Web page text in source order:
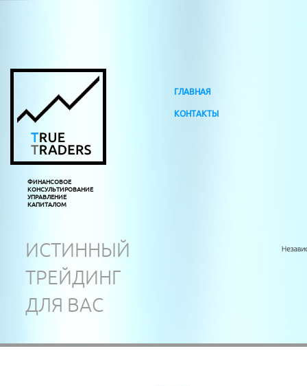
ФИНАНСОВОЕ
КОНСУЛЬТИРОВАНИЕ
УПРАВЛЕНИЕ
КАПИТАЛОМ
ИСТИННЫЙ
ТРЕЙДИНГ
ДЛЯ ВАС
ГЛАВНАЯ
КОНТАКТЫ